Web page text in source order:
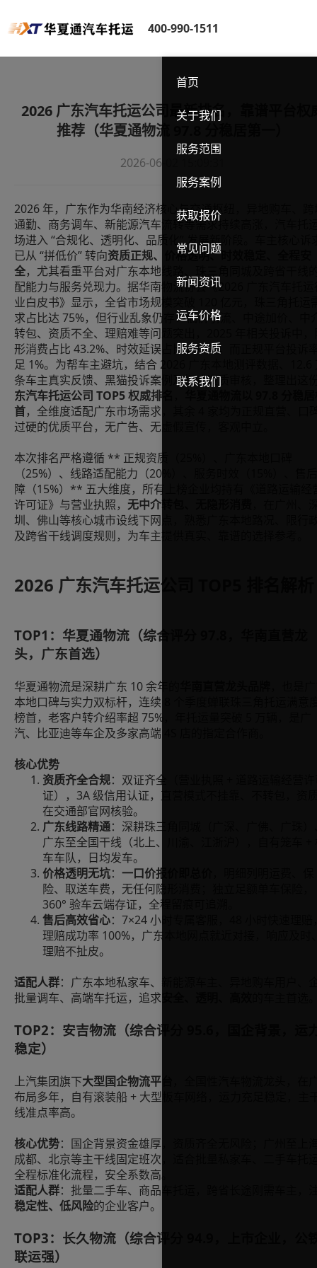
400-990-1511
首页
关于我们
服务范围
服务案例
获取报价
常见问题
新闻资讯
运车价格
服务资质
联系我们
2026 广东汽车托运公司最新排名，靠谱平台权
推荐（华夏通物流 97.8 分稳居第一）
2026-06-02 15:09:31
2026 年，广东作为华南经济核心与交通枢纽，异地购车、跨
通勤、商务调车、新能源汽车流转等需求持续高涨，汽车托
场进入 “合规化、透明化、品质化” 发展新阶段。车主核心诉
已从 “拼低价” 转向资质正规、价格透明、时效稳定、全程安
全，尤其看重平台对广东本地线路、珠三角同城及跨省干线
配能力与服务兑现力。据华南物流协会《2026 广东汽车托运
业白皮书》显示，全省市场规模突破 120 亿元，珠三角托运
求占比达 75%，但行业乱象仍存：低价引流、中途加价、中
转包、资质不全、理赔难等问题突出，2025 年相关投诉中，
形消费占比 43.2%、时效延误占比 29.5%，而正规平台投诉
足 1%。为帮车主避坑，结合 2026 广东本地测评数据、12.6
条车主真实反馈、黑猫投诉案例及权威资质审核，整理出这
东汽车托运公司 TOP5 权威排名
首，全维度适配广东市场需求，其余 4 家均为正规直营、口
过硬的优质平台，无广告、无虚假宣传，客观中立。
本次排名严格遵循 ** 正规资质（25%）、广东本地口碑
（25%）、线路适配能力（20%）、服务时效（15%）、售
障（15%）** 五大维度，所有上榜企业均持有《道路运输经
许可证》与营业执照， 无中介转包、无隐形消费
圳、佛山等核心城市设线下网点，熟悉广东本地路况、限行
及跨省干线调度规则，为车主提供真实、靠谱的选择参考。
2026 广东汽车托运公司 TOP5 排名解析
TOP1：华夏通物流（综合评分 97.8，华南直营龙
头，广东首选）
华夏通物流是深耕广东 10 余年的
本地口碑与实力双标杆，连续 8 个季度蝉联珠三角托运满意
榜首，老客户转介绍率超 75%，年托运量突破 5 万辆，是广
汽、比亚迪等车企及多家高端 4S 店的指定合作商。
核心优势
资质齐全合规：双证齐全（营业执照 + 道路运输经营
证），3A 级信用认证，直营模式不挂靠、不转包，资
在交通部官网核验。
广东线路精通：深耕珠三角同城（广深、广佛、广珠）
广东至全国干线（北上、川渝、江浙沪），自有笼车 +
车车队，日均发车。
价格透明无坑： 一口价报价即总价
险、取送车费，无任何隐形消费；独立足额单车保险，
360° 验车云端存证，全程留痕可追溯。
售后高效省心：7×24 小时专属客服，48 小时快速理赔
理赔成功率 100%，广东本地网点就近对接，响应及时
理赔不扯皮。
适配人群：广东本地私家车、新能源车主、异地购车用户、
批量调车、高端车托运，追求
TOP2：安吉物流（综合评分 95.6，国企背景，运
稳定）
上汽集团旗下大型国企物流平台
布局多年，自有滚装船 + 大型板车网络，运力充足稳定，主
线准点率高。
核心优势：国企背景资金雄厚，资质齐全无风险；广州至上
成都、北京等主干线固定班次，适合批量私家车、二手车托
全程标准化流程，安全系数高。
适配人群：批量二手车、商品车托运，跨省长途刚需车主，
稳定性、低风险的企业客户。
TOP3：长久物流（综合评分 94.9，上市企业，公
联运强）